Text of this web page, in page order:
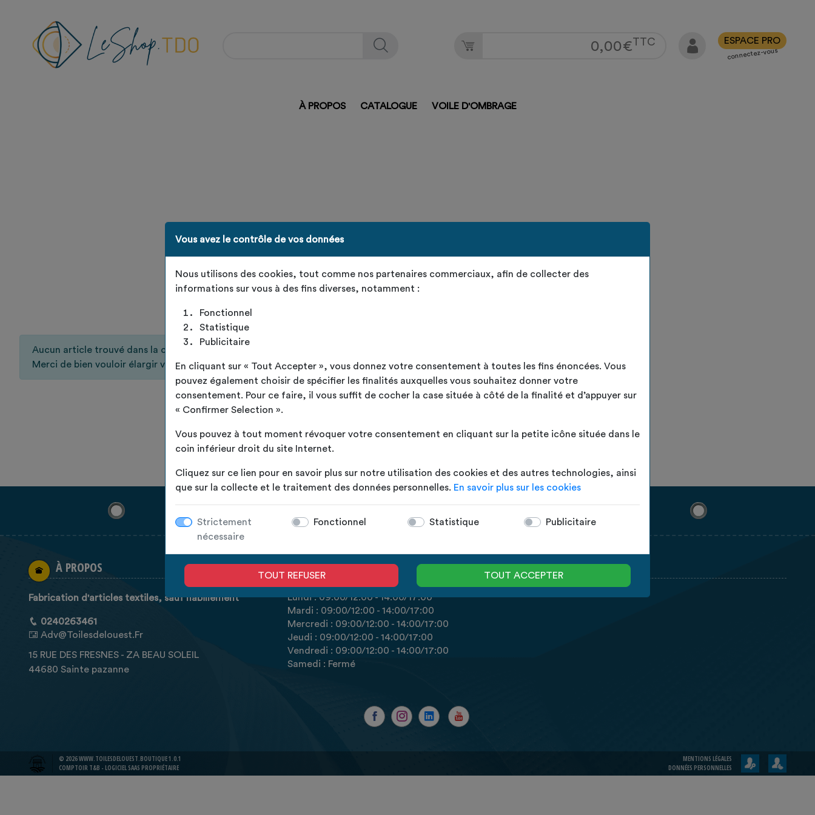
Vous avez le contrôle de vos données
Nous utilisons des cookies, tout comme nos partenaires commerciaux, afin de collecter des
informations sur vous à des fins diverses, notamment :
Fonctionnel
Statistique
Publicitaire
En cliquant sur « Tout Accepter », vous donnez votre consentement à toutes les fins énoncées. Vous
pouvez également choisir de spécifier les finalités auxquelles vous souhaitez donner votre
consentement. Pour ce faire, il vous suffit de cocher la case située à côté de la finalité et d’appuyer sur
« Confirmer Selection ».
Vous pouvez à tout moment révoquer votre consentement en cliquant sur la petite icône située dans le
coin inférieur droit du site Internet.
Cliquez sur ce lien pour en savoir plus sur notre utilisation des cookies et des autres technologies, ainsi
que sur la collecte et le traitement des données personnelles. En savoir plus sur les cookies
Strictement
nécessaire
Fonctionnel Statistique Publicitaire
TOUT REFUSER TOUT ACCEPTER
ESPACE PRO
0,00€TTC
À PROPOS CATALOGUE VOILE D'OMBRAGE
Aucun article trouvé dans la catégorie sélectionnée ou à partir des mots clés saisis.
Merci de bien vouloir élargir votre recherche.
À PROPOS
Fabrication d'articles textiles, sauf habillement
0240263461
Adv@toilesdelouest.fr
15 RUE DES FRESNES - ZA BEAU SOLEIL
44680 Sainte pazanne
HORAIRES
Lundi :09:00/12:00-14:00/17:00
Mardi : 09:00/12:00 - 14:00/17:00
Mercredi : 09:00/12:00 - 14:00/17:00
Jeudi : 09:00/12:00 - 14:00/17:00
Vendredi : 09:00/12:00 - 14:00/17:00
Samedi : Fermé
ESPACE CLIENT
© 2026 WWW.TOILESDELOUEST.BOUTIQUE 1.0.1
COMPTOIR T&B - LOGICIEL SAAS PROPRIÉTAIRE
MENTIONS LÉGALES
DONNÉES PERSONNELLES